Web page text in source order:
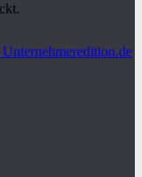
Unternehmeredition.de